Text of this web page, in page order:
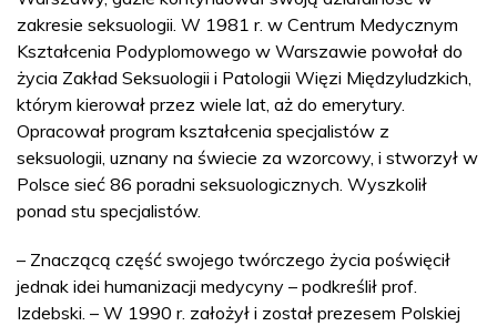
zakresie seksuologii. W 1981 r. w Centrum Medycznym
Kształcenia Podyplomowego w Warszawie powołał do
życia Zakład Seksuologii i Patologii Więzi Międzyludzkich,
którym kierował przez wiele lat, aż do emerytury.
Opracował program kształcenia specjalistów z
seksuologii, uznany na świecie za wzorcowy, i stworzył w
Polsce sieć 86 poradni seksuologicznych. Wyszkolił
ponad stu specjalistów.
– Znaczącą część swojego twórczego życia poświęcił
jednak idei humanizacji medycyny – podkreślił prof.
Izdebski. – W 1990 r. założył i został prezesem Polskiej